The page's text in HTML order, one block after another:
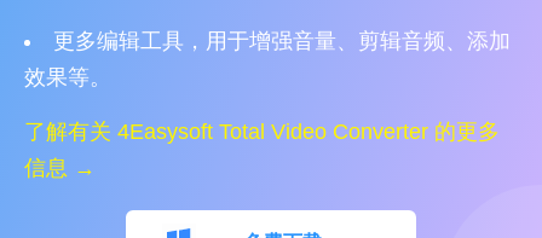
更多编辑工具，用于增强音量、剪辑音频、添加
效果等。
了解有关 4Easysoft Total Video Converter 的更多
信息 →